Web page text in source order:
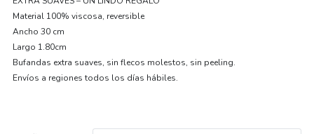
Material 100% viscosa, reversible
Ancho 30 cm
Largo 1.80cm
Bufandas extra suaves, sin flecos molestos, sin peeling.
Envíos a regiones todos los días hábiles.